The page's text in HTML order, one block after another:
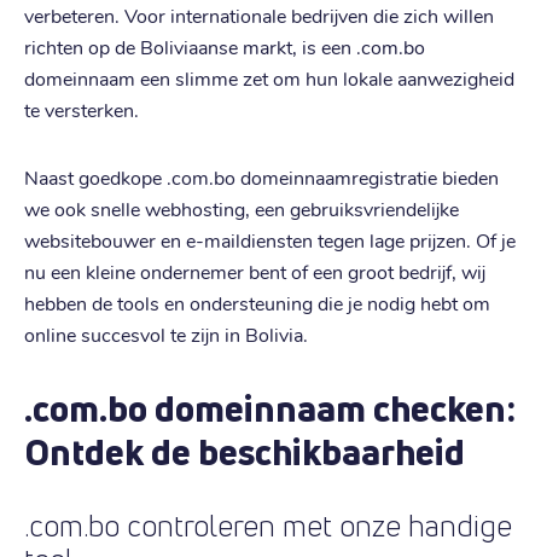
verbeteren. Voor internationale bedrijven die zich willen
richten op de Boliviaanse markt, is een .com.bo
domeinnaam een slimme zet om hun lokale aanwezigheid
te versterken.
Naast goedkope .com.bo domeinnaamregistratie bieden
we ook snelle webhosting, een gebruiksvriendelijke
websitebouwer en e-maildiensten tegen lage prijzen. Of je
nu een kleine ondernemer bent of een groot bedrijf, wij
hebben de tools en ondersteuning die je nodig hebt om
online succesvol te zijn in Bolivia.
.com.bo domeinnaam checken:
Ontdek de beschikbaarheid
.com.bo controleren met onze handige